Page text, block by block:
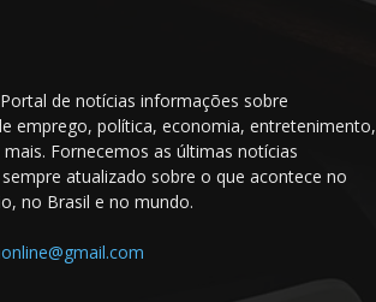
de notícias informações sobre
emprego, política, economia, entretenimento,
Fornecemos as últimas notícias
atualizado sobre o que acontece no
no Brasil e no mundo.